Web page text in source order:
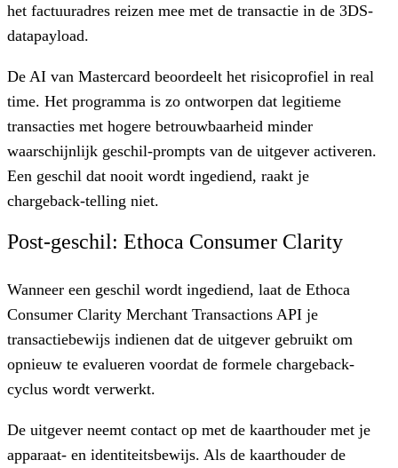
het factuuradres reizen mee met de transactie in de 3DS-
datapayload.
De AI van Mastercard beoordeelt het risicoprofiel in real
time. Het programma is zo ontworpen dat legitieme
transacties met hogere betrouwbaarheid minder
waarschijnlijk geschil-prompts van de uitgever activeren.
Een geschil dat nooit wordt ingediend, raakt je
chargeback-telling niet.
Post-geschil: Ethoca Consumer Clarity
Wanneer een geschil wordt ingediend, laat de Ethoca
Consumer Clarity Merchant Transactions API je
transactiebewijs indienen dat de uitgever gebruikt om
opnieuw te evalueren voordat de formele chargeback-
cyclus wordt verwerkt.
De uitgever neemt contact op met de kaarthouder met je
apparaat- en identiteitsbewijs. Als de kaarthouder de